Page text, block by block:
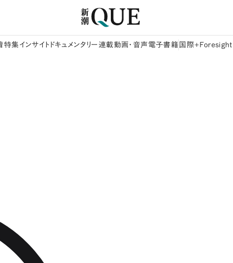
特集 インサイト ドキュメンタリー 連載動画・音声 電子書籍 国際+Foresight